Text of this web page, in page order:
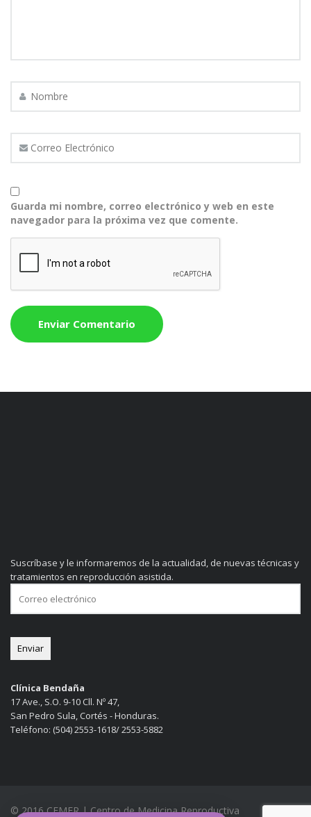
Guarda mi nombre, correo electrónico y web en este
navegador para la próxima vez que comente.
Suscríbase y le informaremos de la actualidad, de nuevas técnicas y
tratamientos en reproducción asistida.
Clínica Bendaña
17 Ave., S.O. 9-10 Cll. Nº 47,
San Pedro Sula, Cortés - Honduras.
Teléfono: (504) 2553-1618/ 2553-5882
© 2016 CEMER | Centro de Medicina Reproductiva